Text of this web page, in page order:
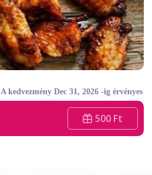
A kedvezmény Dec 31, 2026 -ig érvényes
500 Ft